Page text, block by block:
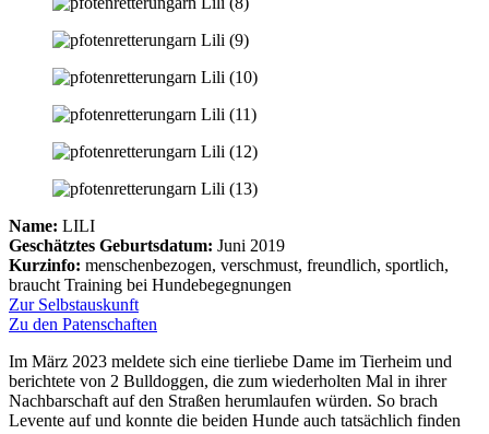
Name: LILI
Geschätztes Geburtsdatum: Juni 2019
Kurzinfo: menschenbezogen, verschmust, freundlich, sportlich,
braucht Training bei Hundebegegnungen
Zur Selbstauskunft
Zu den Patenschaften
Im März 2023 meldete sich eine tierliebe Dame im Tierheim und
berichtete von 2 Bulldoggen, die zum wiederholten Mal in ihrer
Nachbarschaft auf den Straßen herumlaufen würden. So brach
Levente auf und konnte die beiden Hunde auch tatsächlich finden